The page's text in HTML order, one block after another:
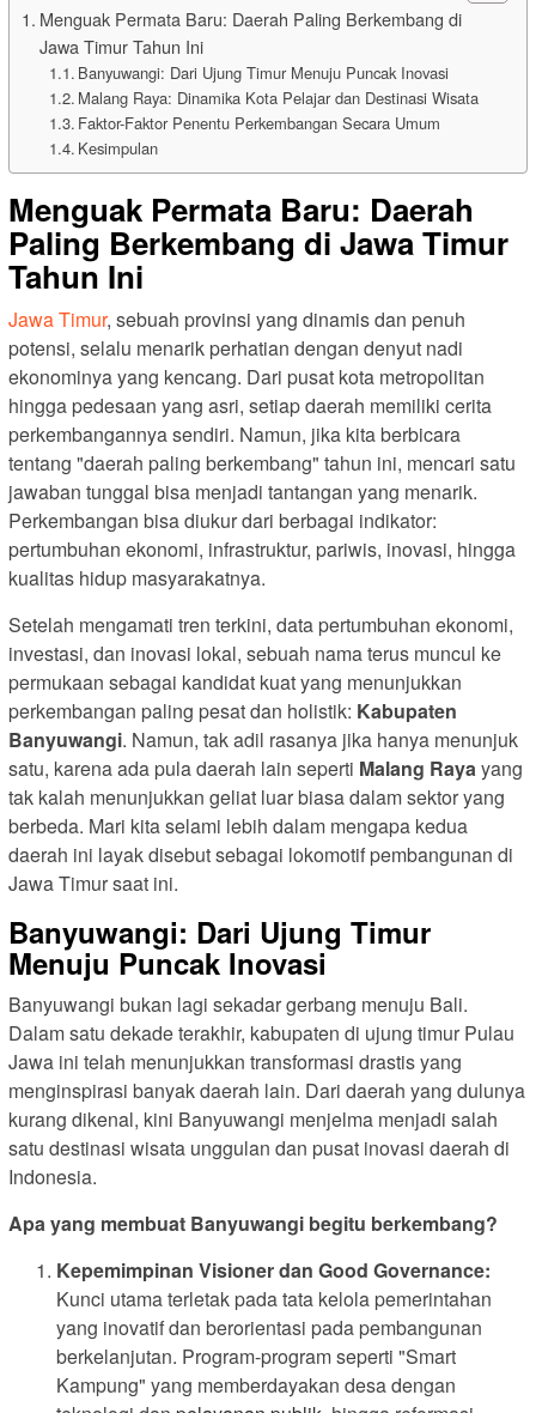
Menguak Permata Baru: Daerah Paling Berkembang di
Jawa Timur Tahun Ini
Banyuwangi: Dari Ujung Timur Menuju Puncak Inovasi
Malang Raya: Dinamika Kota Pelajar dan Destinasi Wisata
Faktor-Faktor Penentu Perkembangan Secara Umum
Kesimpulan
Menguak Permata Baru: Daerah
Paling Berkembang di Jawa Timur
Tahun Ini
Jawa Timur, sebuah provinsi yang dinamis dan penuh
potensi, selalu menarik perhatian dengan denyut nadi
ekonominya yang kencang. Dari pusat kota metropolitan
hingga pedesaan yang asri, setiap daerah memiliki cerita
perkembangannya sendiri. Namun, jika kita berbicara
tentang "daerah paling berkembang" tahun ini, mencari satu
jawaban tunggal bisa menjadi tantangan yang menarik.
Perkembangan bisa diukur dari berbagai indikator:
pertumbuhan ekonomi, infrastruktur, pariwis, inovasi, hingga
kualitas hidup masyarakatnya.
Setelah mengamati tren terkini, data pertumbuhan ekonomi,
investasi, dan inovasi lokal, sebuah nama terus muncul ke
permukaan sebagai kandidat kuat yang menunjukkan
perkembangan paling pesat dan holistik: Kabupaten
Banyuwangi. Namun, tak adil rasanya jika hanya menunjuk
satu, karena ada pula daerah lain seperti Malang Raya yang
tak kalah menunjukkan geliat luar biasa dalam sektor yang
berbeda. Mari kita selami lebih dalam mengapa kedua
daerah ini layak disebut sebagai lokomotif pembangunan di
Jawa Timur saat ini.
Banyuwangi: Dari Ujung Timur
Menuju Puncak Inovasi
Banyuwangi bukan lagi sekadar gerbang menuju Bali.
Dalam satu dekade terakhir, kabupaten di ujung timur Pulau
Jawa ini telah menunjukkan transformasi drastis yang
menginspirasi banyak daerah lain. Dari daerah yang dulunya
kurang dikenal, kini Banyuwangi menjelma menjadi salah
satu destinasi wisata unggulan dan pusat inovasi daerah di
Indonesia.
Apa yang membuat Banyuwangi begitu berkembang?
Kepemimpinan Visioner dan Good Governance:
Kunci utama terletak pada tata kelola pemerintahan
yang inovatif dan berorientasi pada pembangunan
berkelanjutan. Program-program seperti "Smart
Kampung" yang memberdayakan desa dengan